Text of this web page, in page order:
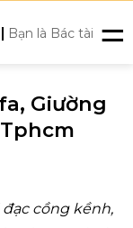
| Bạn là Bác tài
Giường
cồng kềnh,